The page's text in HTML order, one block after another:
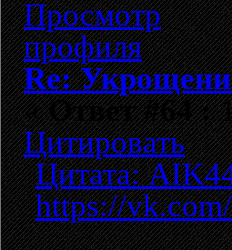
Re:
«Ответ #64 :
Цитировать
Цитата:
https://